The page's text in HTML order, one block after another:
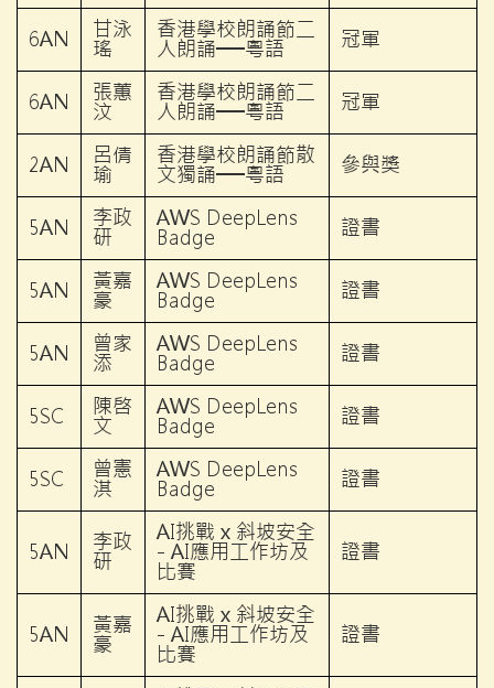
6AN 甘泳
瑤
香港學校朗誦節二
人朗誦──粵語 冠軍
6AN 張蕙
汶
香港學校朗誦節二
人朗誦──粵語 冠軍
2AN 呂倩
瑜
香港學校朗誦節散
文獨誦──粵語 參與獎
5AN 李政
研
AWS DeepLens
Badge 證書
5AN 黃嘉
豪
AWS DeepLens
Badge 證書
5AN 曾家
添
AWS DeepLens
Badge 證書
5SC 陳啓
文
AWS DeepLens
Badge 證書
5SC 曾憲
淇
AWS DeepLens
Badge 證書
5AN 李政
研
AI挑戰 x 斜坡安全
- AI應用工作坊及
比賽
證書
5AN 黃嘉
豪
AI挑戰 x 斜坡安全
- AI應用工作坊及
比賽
證書